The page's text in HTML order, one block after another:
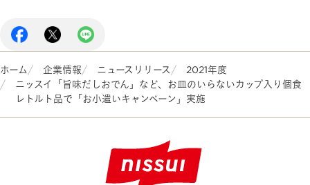
ホーム 企業情報 ニュースリリース
2021年度
ニッスイ「旨味だしおでん」など、お皿のいらないカップ入り個食
レトルト品で「お小遣いキャンペーン」実施